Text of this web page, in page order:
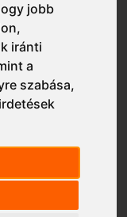
jobb
,
iránti
a
szabása,